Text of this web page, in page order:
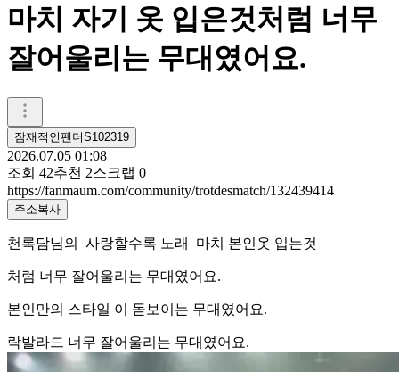
마치 자기 옷 입은것처럼 너무
잘어울리는 무대였어요.
잠재적인팬더S102319
2026.07.05 01:08
조회 42추천 2스크랩 0
https://fanmaum.com/community/trotdesmatch/132439414
주소복사
천록담님의 사랑할수록 노래 마치 본인옷 입는것
처럼 너무 잘어울리는 무대였어요.
본인만의 스타일 이 돋보이는 무대였어요.
락발라드 너무 잘어울리는 무대였어요.